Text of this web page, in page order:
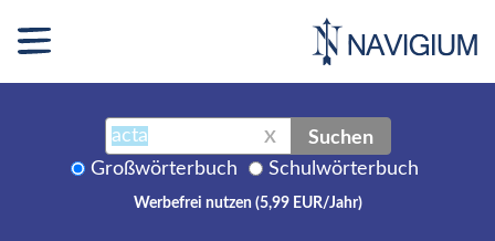
X Suchen
Großwörterbuch Schulwörterbuch
Werbefrei nutzen (5,99 EUR/Jahr)